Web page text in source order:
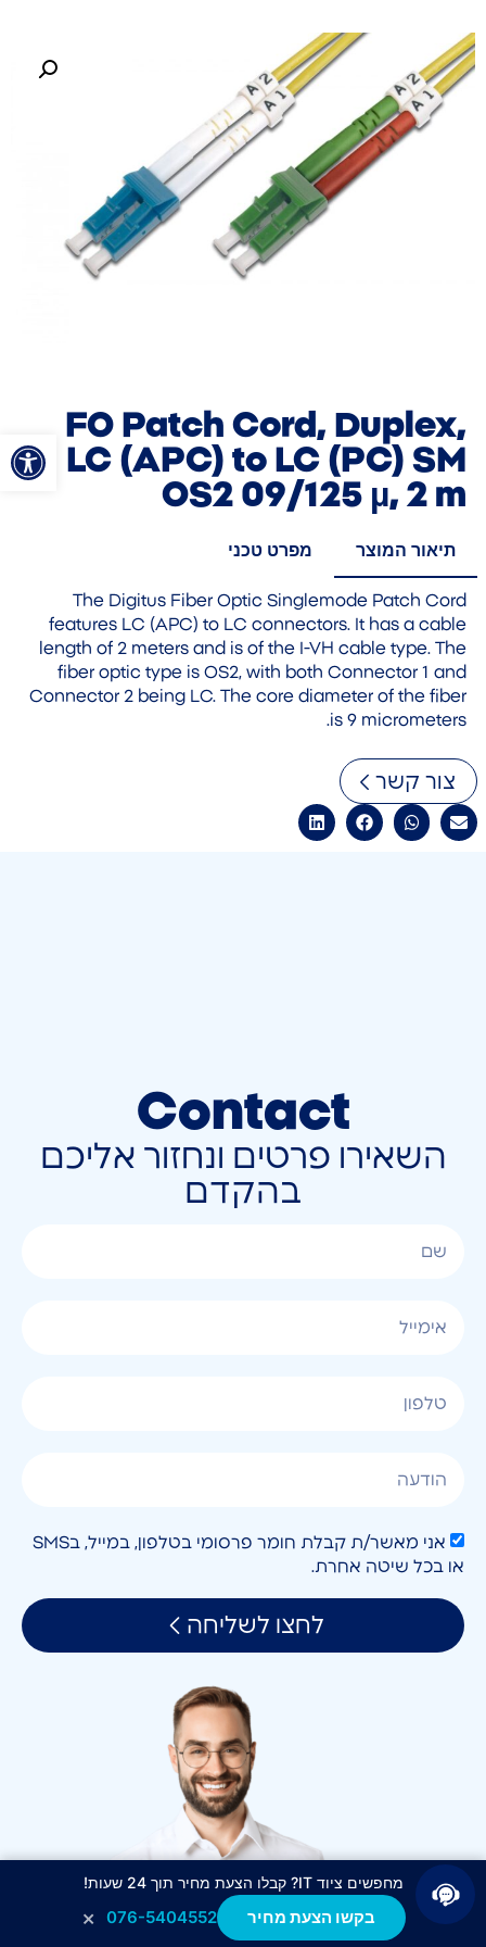
פתח
FO Patch Cord, Duplex,
LC (APC) to LC (PC) SM
OS2 09/125 µ, 2 m
תיאור המוצר מפרט טכני
The Digitus Fiber Optic Singlemode Patch Cord
features LC (APC) to LC connectors. It has a cable
length of 2 meters and is of the I-VH cable type. The
fiber optic type is OS2, with both Connector 1 and
Connector 2 being LC. The core diameter of the fiber
is 9 micrometers.
צור קשר
Contact
השאירו פרטים ונחזור אליכם
בהקדם
אני מאשר/ת קבלת חומר פרסומי בטלפון, במייל, בSMS
או בכל שיטה אחרת.
לחצו לשליחה
מחפשים ציוד IT? קבלו הצעת מחיר תוך 24 שעות!
בקשו הצעת מחיר 076-5404552
×